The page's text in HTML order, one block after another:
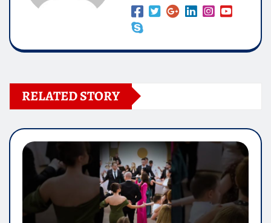
RELATED STORY